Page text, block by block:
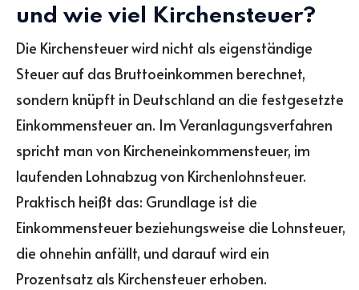
und wie viel Kirchensteuer?
Die Kirchensteuer wird nicht als eigenständige
Steuer auf das Bruttoeinkommen berechnet,
sondern knüpft in Deutschland an die festgesetzte
Einkommensteuer an. Im Veranlagungsverfahren
spricht man von Kircheneinkommensteuer, im
laufenden Lohnabzug von Kirchenlohnsteuer.
Praktisch heißt das: Grundlage ist die
Einkommensteuer beziehungsweise die Lohnsteuer,
die ohnehin anfällt, und darauf wird ein
Prozentsatz als Kirchensteuer erhoben.